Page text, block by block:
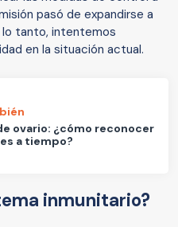
pasó de expandirse a
tanto, intentemos
en la situación actual.
ovario: ¿cómo reconocer
a tiempo?
inmunitario?